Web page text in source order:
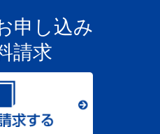
申し込み
請求